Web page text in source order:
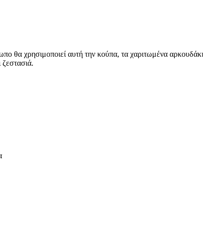
χρησιμοποιεί αυτή την κούπα, τα χαριτωμένα